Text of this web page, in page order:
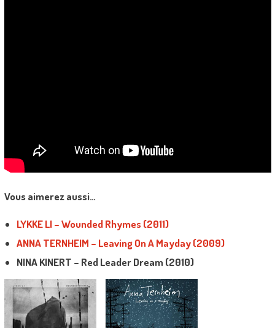
Vous aimerez aussi…
LYKKE LI – Wounded Rhymes (2011)
ANNA TERNHEIM – Leaving On A Mayday (2009)
NINA KINERT – Red Leader Dream (2010)